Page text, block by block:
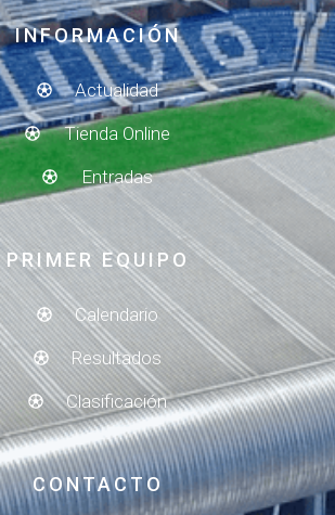
INFORMACIÓN
Actualidad
Tienda Online
Entradas
PRIMER EQUIPO
Calendario
Resultados
Clasificación
CONTACTO